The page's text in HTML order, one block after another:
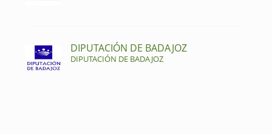
DIPUTACIÓN DE BADAJOZ
DIPUTACIÓN DE BADAJOZ